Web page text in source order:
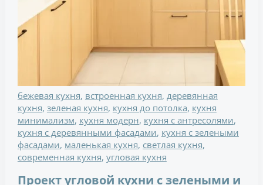
бежевая кухня, встроенная кухня, деревянная
кухня, зеленая кухня, кухня до потолка, кухня
минимализм, кухня модерн, кухня с антресолями,
кухня с деревянными фасадами, кухня с зелеными
фасадами, маленькая кухня, светлая кухня,
современная кухня, угловая кухня
Проект угловой кухни с зелеными и